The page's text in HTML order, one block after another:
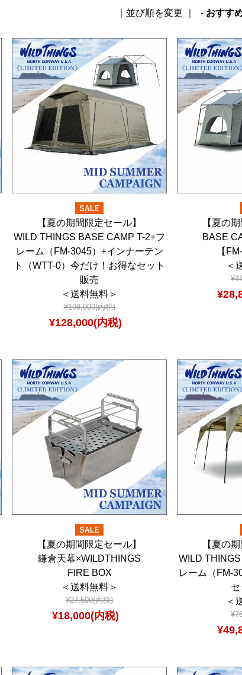
おすす
【夏の期間限定セール】
WILD THINGS BASE CAMP T-2+フ
レーム（FM-3045）+インナーテン
ト（WTT-0）今だけ！お得なセット
販売
＜送料無料＞
¥198,000(内税)
¥128,000(内税)
【夏の
BASE
【
＜
【夏の期間限定セール】
鎌倉天幕×WILDTHINGS
FIRE BOX
＜送料無料＞
¥27,500(内税)
¥18,000(内税)
【夏の
WILD
レーム（FM-
＜